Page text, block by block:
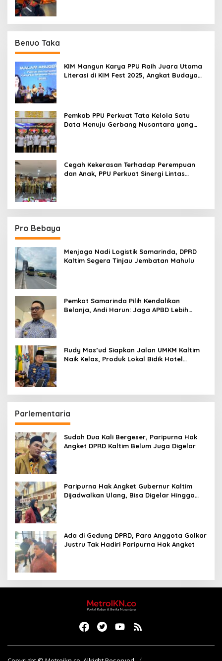
Benuo Taka
KIM Mangun Karya PPU Raih Juara Utama
Literasi di KIM Fest 2025, Angkat Budaya
Pemkab PPU Perkuat Tata Kelola Satu
Data Menuju Gerbang Nusantara yang
Cegah Kekerasan Terhadap Perempuan
dan Anak, PPU Perkuat Sinergi Lintas
Pro Bebaya
Menjaga Nadi Logistik Samarinda, DPRD
Kaltim Segera Tinjau Jembatan Mahulu
Pemkot Samarinda Pilih Kendalikan
Belanja, Andi Harun: Jaga APBD Lebih
Rudy Mas’ud Siapkan Jalan UMKM Kaltim
Naik Kelas, Produk Lokal Bidik Hotel
Parlementaria
Sudah Dua Kali Bergeser, Paripurna Hak
Angket DPRD Kaltim Belum Juga Digelar
Paripurna Hak Angket Gubernur Kaltim
Dijadwalkan Ulang, Bisa Digelar Hingga
Ada di Gedung DPRD, Para Anggota Golkar
Justru Tak Hadiri Paripurna Hak Angket